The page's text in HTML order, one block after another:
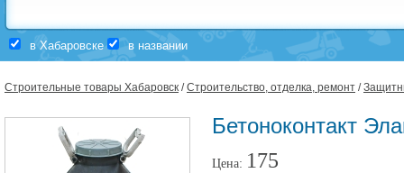
в Хабаровске в названии
Строительные товары Хабаровск /Строительство, отделка, ремонт /
Бетоноконтакт
Цена: 175